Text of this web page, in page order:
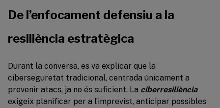
De l’enfocament defensiu a la
resiliència estratègica
Durant la conversa, es va explicar que la
ciberseguretat tradicional, centrada únicament a
prevenir atacs, ja no és suficient. La ciberresiliència
exigeix planificar per a l’imprevist, anticipar possibles